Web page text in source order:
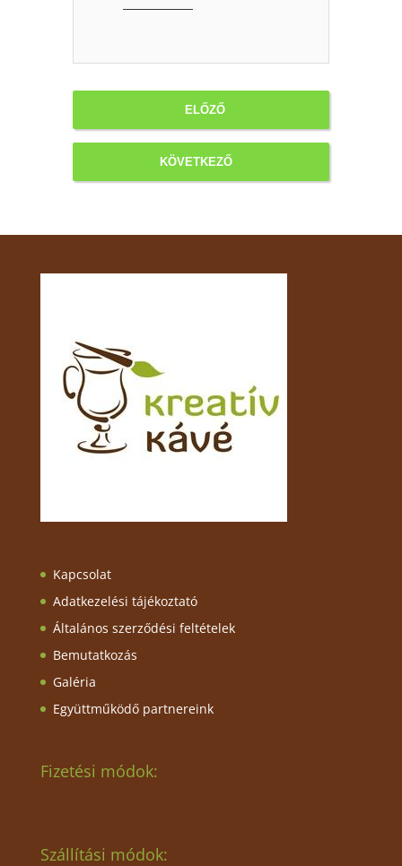
——————
ELŐZŐ
KÖVETKEZŐ
Kapcsolat
Adatkezelési tájékoztató
Általános szerződési feltételek
Bemutatkozás
Galéria
Együttműködő partnereink
Fizetési módok:
Szállítási módok: